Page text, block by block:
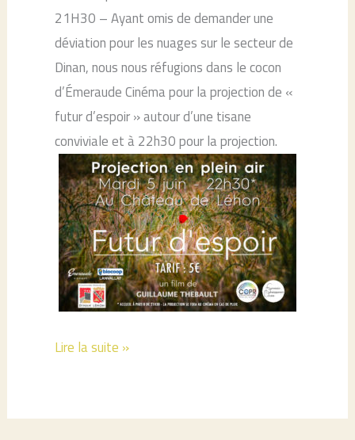
21H30 – Ayant omis de demander une
déviation pour les nuages sur le secteur de
Dinan, nous nous réfugions dans le cocon
d’Émeraude Cinéma pour la projection de «
futur d’espoir » autour d’une tisane
conviviale et à 22h30 pour la projection.
Itinéraire
–
Lire la suite »